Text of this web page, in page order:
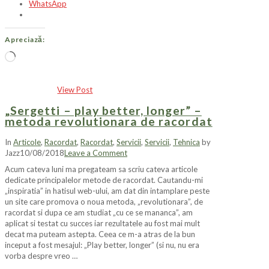
WhatsApp
Apreciază:
Încarc...
View Post
„Sergetti – play better, longer” –
metoda revolutionara de racordat
In Articole, Racordat, Racordat, Servicii, Servicii, Tehnica by
Jazz10/08/2018Leave a Comment
Acum cateva luni ma pregateam sa scriu cateva articole
dedicate principalelor metode de racordat. Cautandu-mi
„inspiratia” in hatisul web-ului, am dat din intamplare peste
un site care promova o noua metoda, „revolutionara”, de
racordat si dupa ce am studiat „cu ce se mananca”, am
aplicat si testat cu succes iar rezultatele au fost mai mult
decat ma puteam astepta. Ceea ce m-a atras de la bun
inceput a fost mesajul: „Play better, longer” (si nu, nu era
vorba despre vreo …